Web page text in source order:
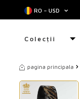
RO − USD
Colecții
pagina principala